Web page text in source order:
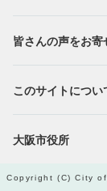
皆さんの声をお寄
このサイトについ
大阪市役所
Copyright (C) City